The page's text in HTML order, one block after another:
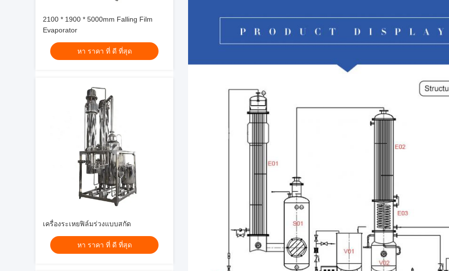
2100 * 1900 * 5000mm Falling Film
Evaporator
หา ราคา ที่ ดี ที่สุด
เครื่องระเหยฟิล์มร่วงแบบสกัด
หา ราคา ที่ ดี ที่สุด